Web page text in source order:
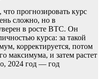
прогнозировать курс
сложно, но в
в росте BTC. Он
курса: за такой
корректируется, потом
максимума, и затем растет
2024 год — год